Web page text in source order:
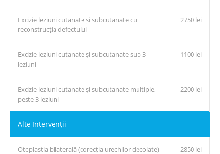
Excizie leziuni cutanate și subcutanate cu
reconstrucția defectului
2750 lei
Excizie leziuni cutanate și subcutanate sub 3
leziuni
1100 lei
Excizie leziuni cutanate și subcutanate multiple,
peste 3 leziuni
2200 lei
Alte Intervenții
Otoplastia bilaterală (corecția urechilor decolate) 2850 lei